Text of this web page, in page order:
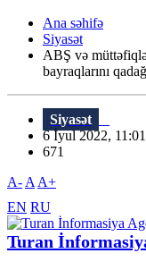
Ana səhifə
Siyasət
ABŞ və
bayraqlarını
Siyasət
6 İyul 2022,
671
A- A A+
EN RU
Turan